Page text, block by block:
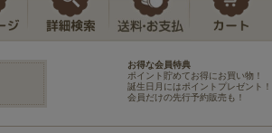
お得な会員特典
ポイント貯めてお得にお買い物！
誕生日月にはポイントプレゼント！
会員だけの先行予約販売も！